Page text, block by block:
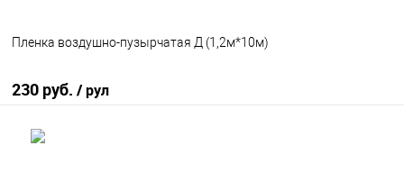
Пленка воздушно-пузырчатая Д (1,2м*10м)
230 руб. / рул